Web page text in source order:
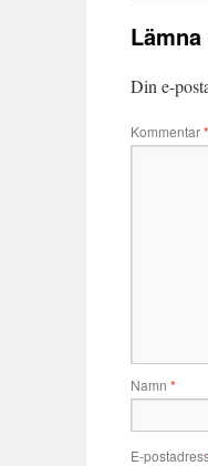
Din e-
Kommentar*
Namn *
E-